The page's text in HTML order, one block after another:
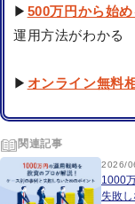
▶ 500万円から始
運用方法がわかる
▶ オンライン無料
関連記事
2026/
1000
失敗